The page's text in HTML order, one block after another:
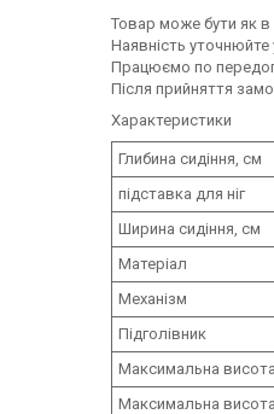
Товар може бути як в
Наявність
Працюємо по
Після прийняття
Характеристики
Глибина сидіння, см
підставка для ніг
Ширина сидіння, см
Матеріал
Механізм
Підголівник
Максимальна
Максимальна висота